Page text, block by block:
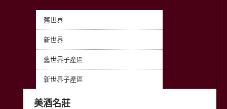
舊世界
新世界
舊世界子產區
新世界子產區
美酒名莊